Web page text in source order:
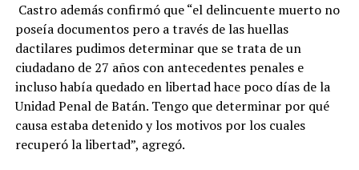
Castro además confirmó que “el delincuente muerto no
poseía documentos pero a través de las huellas
dactilares pudimos determinar que se trata de un
ciudadano de 27 años con antecedentes penales e
incluso había quedado en libertad hace poco días de la
Unidad Penal de Batán. Tengo que determinar por qué
causa estaba detenido y los motivos por los cuales
recuperó la libertad”, agregó.